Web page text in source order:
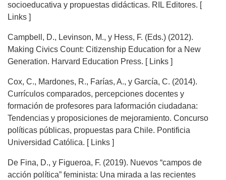
socioeducativa y propuestas didácticas. RIL Editores. [
Links ]
Campbell, D., Levinson, M., y Hess, F. (Eds.) (2012).
Making Civics Count: Citizenship Education for a New
Generation. Harvard Education Press. [ Links ]
Cox, C., Mardones, R., Farías, A., y García, C. (2014).
Currículos comparados, percepciones docentes y
formación de profesores para laformación ciudadana:
Tendencias y proposiciones de mejoramiento. Concurso
políticas públicas, propuestas para Chile. Pontificia
Universidad Católica. [ Links ]
De Fina, D., y Figueroa, F. (2019). Nuevos “campos de
acción política” feminista: Una mirada a las recientes